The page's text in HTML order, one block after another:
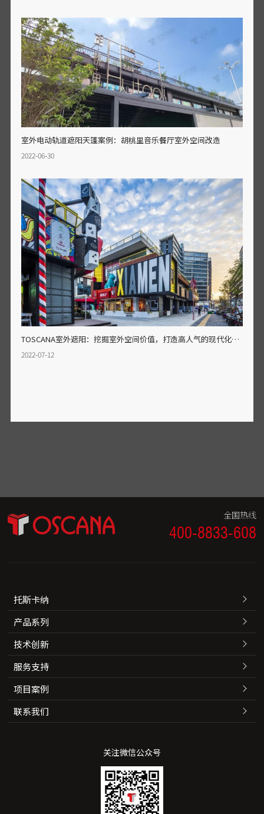
室外电动轨道遮阳天篷案例：胡桃里音乐餐厅室外空间改造
2022-06-30
TOSCANA室外遮阳：挖掘室外空间价值，打造高人气的现代化商业街区
2022-07-12
全国热线
400-8833-608
托斯卡纳
产品系列
技术创新
服务支持
项目案例
联系我们
关注微信公众号